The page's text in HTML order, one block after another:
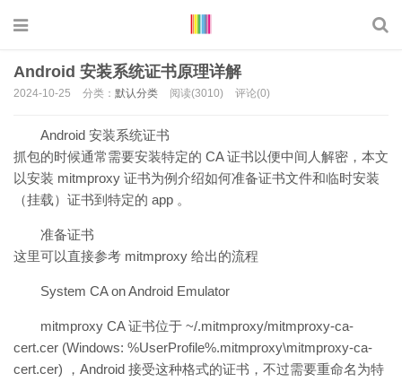
Android 安装系统证书原理详解
2024-10-25 分类： 默认分类 阅读(3010) 评论(0)
Android 安装系统证书
抓包的时候通常需要安装特定的 CA 证书以便中间人解密，本文
以安装 mitmproxy 证书为例介绍如何准备证书文件和临时安装
（挂载）证书到特定的 app 。
准备证书
这里可以直接参考 mitmproxy 给出的流程
System CA on Android Emulator
mitmproxy CA 证书位于 ~/.mitmproxy/mitmproxy-ca-
cert.cer (Windows: %UserProfile%.mitmproxy\mitmproxy-ca-
cert.cer) ，Android 接受这种格式的证书，不过需要重命名为特